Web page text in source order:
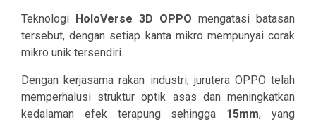
Teknologi HoloVerse 3D OPPO mengatasi batasan
tersebut, dengan setiap kanta mikro mempunyai corak
mikro unik tersendiri.
Dengan kerjasama rakan industri, jurutera OPPO telah
memperhalusi struktur optik asas dan meningkatkan
kedalaman efek terapung sehingga 15mm, yang